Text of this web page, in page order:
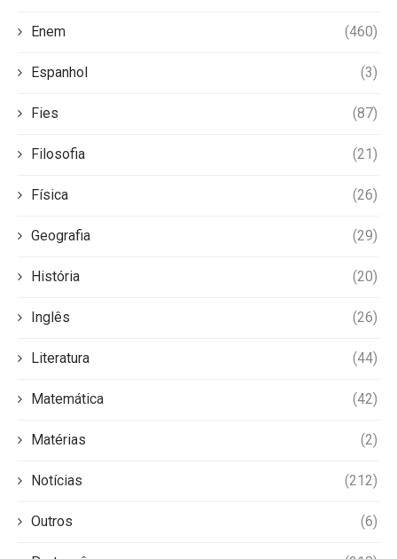
Enem (460)
Espanhol (3)
Fies (87)
Filosofia (21)
Física (26)
Geografia (29)
História (20)
Inglês (26)
Literatura (44)
Matemática (42)
Matérias (2)
Notícias (212)
Outros (6)